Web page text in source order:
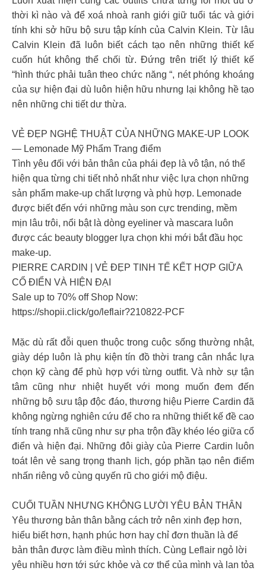
thời kì nào và để xoá nhoà ranh giới giữ tuổi tác và giới
tính khi sở hữu bộ sưu tập kính của Calvin Klein. Từ lâu
Calvin Klein đã luôn biết cách tạo nên những thiết kế
cuốn hút không thể chối từ. Đứng trên triết lý thiết kế
“hình thức phải tuân theo chức năng “, nét phóng khoáng
của sự hiện đại dù luôn hiện hữu nhưng lại không hề tạo
nên những chi tiết dư thừa.
VẺ ĐẸP NGHỆ THUẬT CỦA NHỮNG MAKE-UP LOOK
― Lemonade Mỹ Phẩm Trang điểm
Tình yêu đối với bản thân của phái đẹp là vô tận, nó thể
hiện qua từng chi tiết nhỏ nhất như việc lựa chọn những
sản phẩm make-up chất lượng và phù hợp. Lemonade
được biết đến với những màu son cực trending, mềm
mịn lâu trôi, nổi bật là dòng eyeliner và mascara luôn
được các beauty blogger lựa chọn khi mới bắt đầu học
make-up.
PIERRE CARDIN | VẺ ĐẸP TINH TẾ KẾT HỢP GIỮA
CỔ ĐIỂN VÀ HIỆN ĐẠI
Sale up to 70% off Shop Now:
https://shopii.click/go/leflair?210822-PCF
Mặc dù rất đỗi quen thuộc trong cuộc sống thường nhật,
giày dép luôn là phụ kiện tín đồ thời trang cân nhắc lựa
chọn kỹ càng để phù hợp với từng outfit. Và nhờ sự tận
tâm cũng như nhiệt huyết với mong muốn đem đến
những bộ sưu tập độc đáo, thương hiệu Pierre Cardin đã
không ngừng nghiên cứu để cho ra những thiết kế đề cao
tính trang nhã cũng như sự pha trộn đầy khéo léo giữa cổ
điển và hiện đại. Những đôi giày của Pierre Cardin luôn
toát lên vẻ sang trọng thanh lịch, góp phần tạo nên điểm
nhấn riêng vô cùng quyến rũ cho giới mộ điệu.
CUỐI TUẦN NHƯNG KHÔNG LƯỜI YÊU BẢN THÂN
Yêu thương bản thân bằng cách trở nên xinh đẹp hơn,
hiểu biết hơn, hạnh phúc hơn hay chỉ đơn thuần là để
bản thân được làm điều mình thích. Cùng Leflair ngỏ lời
yêu nhiều hơn tới sức khỏe và cơ thể của mình và lan tỏa